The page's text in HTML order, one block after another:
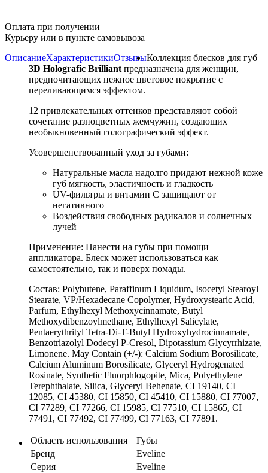
Оплата при получении
Курьеру или в пункте самовывоза
ОписаниеХарактеристикиОтзывыКоллекция блесков для губ
3D Holografic Brilliant предназначена для женщин,
предпочитающих нежное цветовое покрытие с
переливающимся эффектом.
12 привлекательных оттенков представляют собой
сочетание разноцветных жемчужин, создающих
необыкновенный голографический эффект.
Усовершенствованный уход за губами:
Натуральные масла надолго придают нежной коже
губ мягкость, эластичность и гладкость
UV-фильтры и витамин C защищают от
негативного
Воздействия свободных радикалов и солнечных
лучей
Применение: Нанести на губы при помощи
аппликатора. Блеск может использоваться как
самостоятельно, так и поверх помады.
Состав: Polybutene, Paraffinum Liquidum, Isocetyl Stearoyl
Stearate, VP/Hexadecane Copolymer, Hydroxystearic Acid,
Parfum, Ethylhexyl Methoxycinnamate, Butyl
Methoxydibenzoylmethane, Ethylhexyl Salicylate,
Pentaerythrityl Tetra-Di-T-Butyl Hydroxyhydrocinnamate,
Benzotriazolyl Dodecyl P-Cresol, Dipotassium Glycyrrhizate,
Limonene. May Contain (+/-): Calcium Sodium Borosilicate,
Calcium Aluminum Borosilicate, Glyceryl Hydrogenated
Rosinate, Synthetic Fluorphlogopite, Mica, Polyethylene
Terephthalate, Silica, Glyceryl Behenate, CI 19140, CI
12085, CI 45380, CI 15850, CI 45410, CI 15880, CI 77007,
CI 77289, CI 77266, CI 15985, CI 77510, CI 15865, CI
77491, CI 77492, CI 77499, CI 77163, CI 77891.
Область использования
Губы
Бренд
Eveline
Серия
Eveline